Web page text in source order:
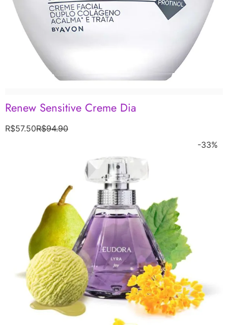
Renew Sensitive Creme Dia
R$94.90
R$57.50
-33%